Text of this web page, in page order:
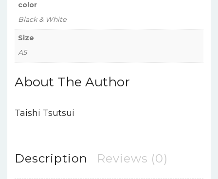
color
Black & White
Size
A5
About The Author
Taishi Tsutsui
Description Reviews (0)